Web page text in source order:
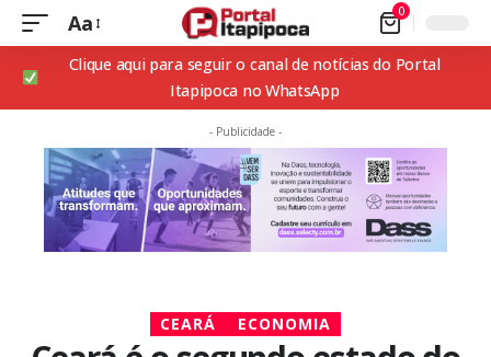
Aa 0
Clique aqui para seguir o canal de notícias do Portal
Itapipoca no WhatsApp
- Publicidade -
CEARÁ ECONOMIA